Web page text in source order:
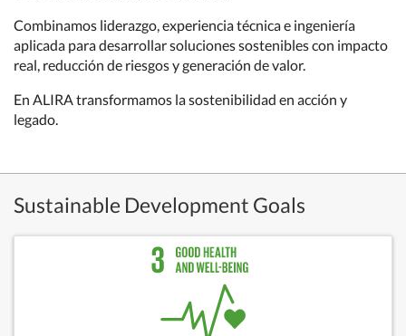
Combinamos liderazgo, experiencia técnica e ingeniería
aplicada para desarrollar soluciones sostenibles con impacto
real, reducción de riesgos y generación de valor.
En ALIRA transformamos la sostenibilidad en acción y
legado.
Sustainable Development Goals